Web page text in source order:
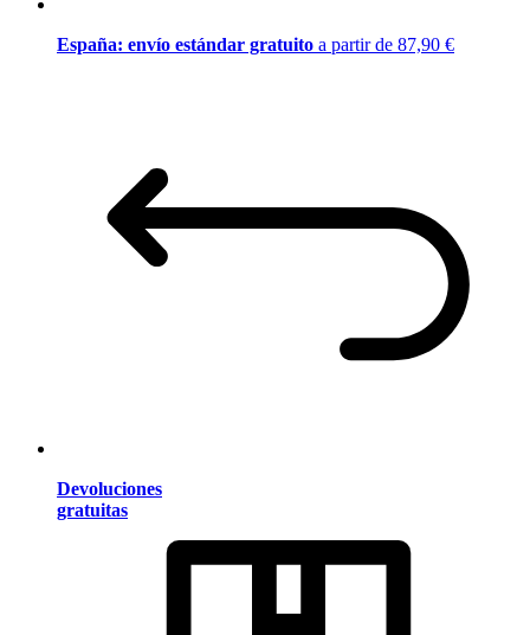
España: envío estándar gratuito a partir de 87,90 €
Devoluciones
gratuitas